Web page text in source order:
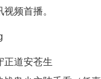
频首播。
正道安苍生